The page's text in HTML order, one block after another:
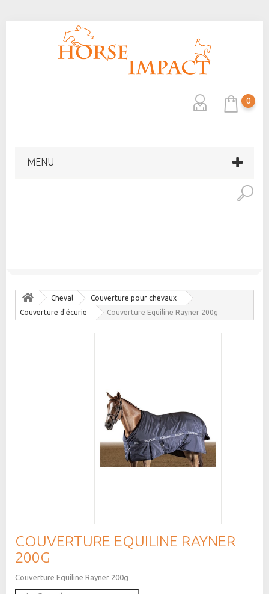
0
MENU
Cheval
Couverture pour chevaux
Couverture d'écurie
Couverture Equiline Rayner 200g
COUVERTURE EQUILINE RAYNER
200G
Couverture Equiline Rayner 200g